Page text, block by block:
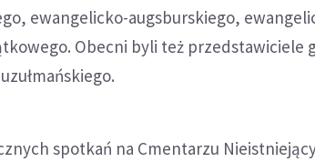
ewangelicko-augsburskiego,
Obecni byli też przedstawiciele
spotkań na Cmentarzu